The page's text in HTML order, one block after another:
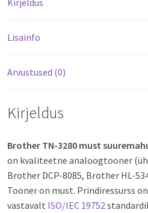
Kirjeldus
Lisainfo
Arvustused (0)
Kirjeldus
Brother TN-3280 must
on kvaliteetne analoogtooner
Brother DCP-8085, Brother HL-
Tooner on must. Prindiressurss
vastavalt ISO/IEC 19752